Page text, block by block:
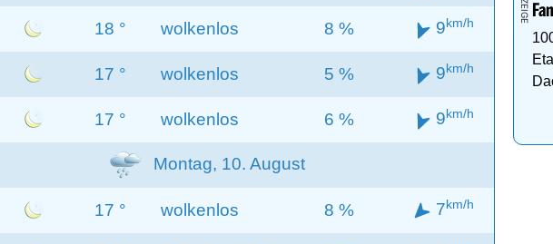
18 ° wolkenlos 8 % 9km/h
17 ° wolkenlos 5 % 9km/h
17 ° wolkenlos 6 % 9km/h
Montag, 10. August
17 ° wolkenlos 8 % 7km/h